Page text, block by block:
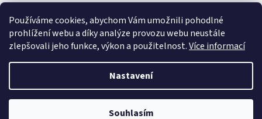
Používáme cookies, abychom Vám umožnili pohodlné
prohlížení webu a díky analýze provozu webu neustále
zlepšovali jeho funkce, výkon a použitelnost.Více informací
Nastavení
Souhlasím
Vytvořil Shoptet
VWBrouk.cz, s.r.o.. Všechna práva vyhrazena.